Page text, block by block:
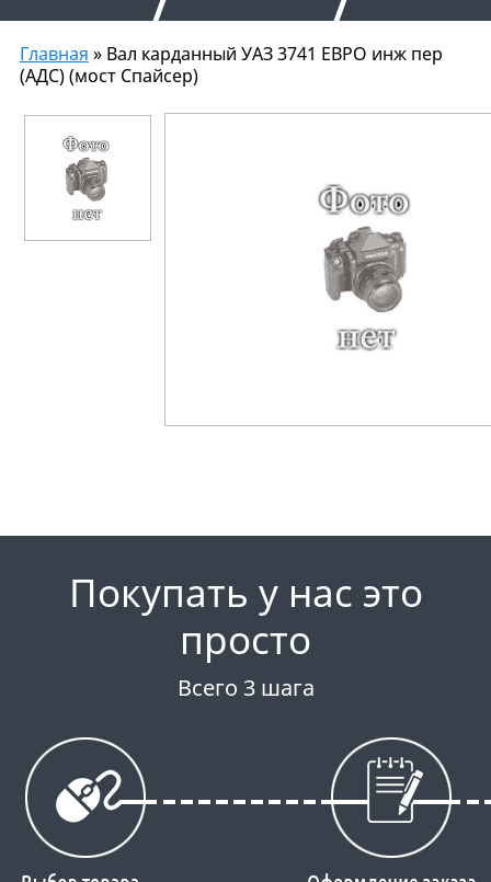
Главная » Вал карданный УАЗ 3741 ЕВРО инж пер
(АДС) (мост Спайсер)
Покупать у нас это
просто
Всего 3 шага